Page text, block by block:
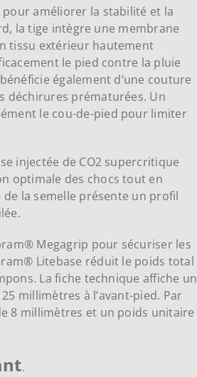
améliorer la stabilité et la
la tige intègre une membrane
tissu extérieur hautement
le pied contre la pluie
également d’une couture
déchirures prématurées. Un
le cou-de-pied pour limiter
injectée de CO2 supercritique
optimale des chocs tout en
la semelle présente un profil
Megagrip pour sécuriser les
Litebase réduit le poids total
La fiche technique affiche un
millimètres à l’avant-pied. Par
8 millimètres et un poids unitaire
.